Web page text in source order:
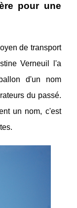
pour une
de transport
Verneuil l'a
d'un nom
du passé.
un nom, c'est